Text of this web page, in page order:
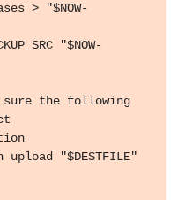
> "$NOW-
"$NOW-
sure the following
"$DESTFILE"